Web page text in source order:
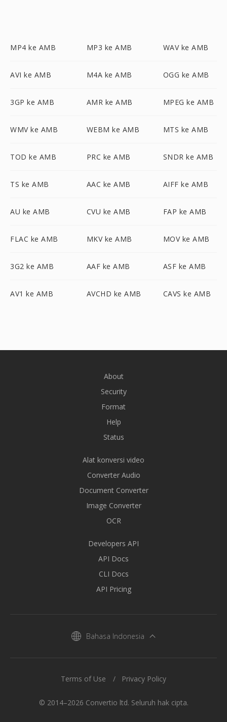
MP4 ke AMB MP3 ke AMB WAV ke AMB
AVI ke AMB M4A ke AMB OGG ke AMB
3GP ke AMB AMR ke AMB MPEG ke AMB
WMV ke AMB WEBM ke AMB MTS ke AMB
TOD ke AMB PRC ke AMB SNDR ke AMB
TS ke AMB AAC ke AMB AIFF ke AMB
AU ke AMB CVU ke AMB FAP ke AMB
FLAC ke AMB MKV ke AMB MOV ke AMB
3G2 ke AMB AAF ke AMB ASF ke AMB
AV1 ke AMB AVCHD ke AMB CAVS ke AMB
About
Security
Format
Help
Status
Alat konversi video
Converter Audio
Document Converter
Image Converter
OCR
Developers API
API Docs
CLI Docs
API Pricing
Bahasa Indonesia
© 2014–2026 Convertio ltd. Seluruh hak cipta.
Terms of Use Privacy Policy